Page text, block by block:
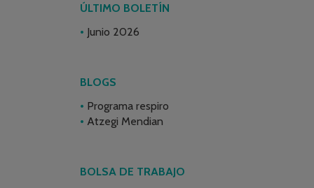
ÚLTIMO BOLETÍN
Junio 2026
BLOGS
Programa respiro
Atzegi Mendian
BOLSA DE TRABAJO